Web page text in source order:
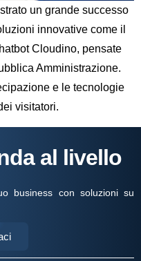
un grande successo
innovative come il
Cloudino, pensate
Amministrazione.
e le tecnologie
visitatori.
al livello
business con soluzioni su